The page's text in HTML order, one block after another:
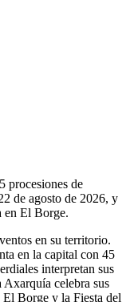
procesiones de
de agosto de 2026, y
en El Borge.
en su territorio.
en la capital con 45
interpretan sus
celebra sus
Borge y la Fiesta del